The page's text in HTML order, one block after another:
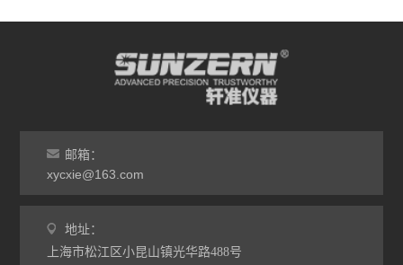
邮箱：
xycxie@163.com
地址：
上海市松江区小昆山镇光华路488号